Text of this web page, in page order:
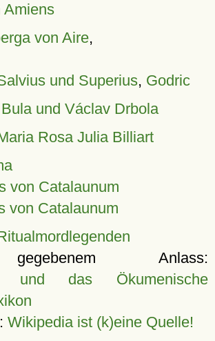
Amiens
von Aire,
und Superius, Godric
und Václav Drbola
Rosa Julia Billiart
von Catalaunum
von Catalaunum
Anlass:
und das Ökumenische
Wikipedia ist (k)eine Quelle!